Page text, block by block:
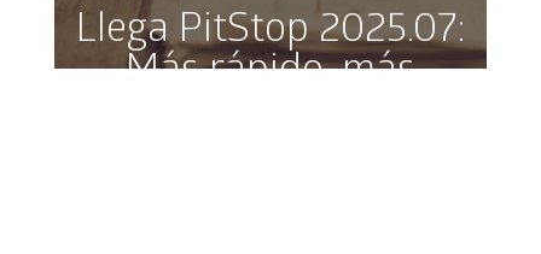
Llega PitStop 2025.07:
Más rápido, más